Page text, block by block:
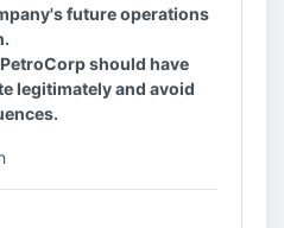
future operations
should have
legitimately and avoid